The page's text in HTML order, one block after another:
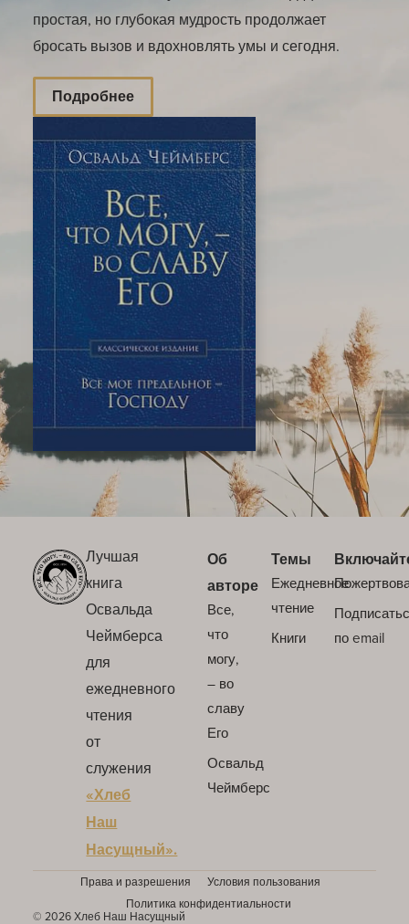
простая, но глубокая мудрость продолжает
бросать вызов и вдохновлять умы и сегодня.
Подробнее
Лучшая
книга
Освальда
Чеймберса
для
ежедневного
чтения
от
служения
«Хлеб
Наш
Насущный».
Об
авторе
Все,
что
могу,
– во
славу
Его
Освальд
Чеймберс
Темы
Ежедневное
чтение
Книги
по email
Права и разрешения
Условия пользования
Политика конфидентиальности
© 2026 Хлеб Наш Насущный